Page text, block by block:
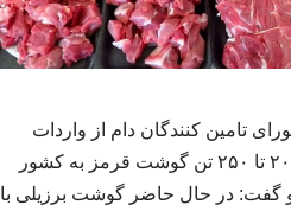
تامین کنندگان دام از واردات
روزانه ۲۰۰ تا ۲۵۰ تن گوشت قرمز به کشور
و گفت: در حال حاضر گوشت برزیلی با